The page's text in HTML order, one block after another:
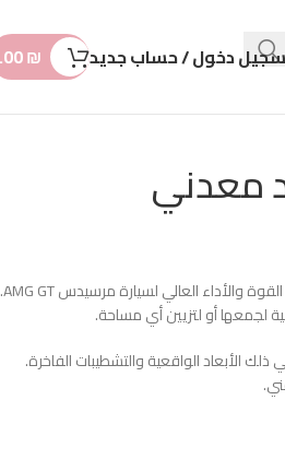
دخول / حساب جديد ₪
تتميز هذه السيارة المصغرة بتصميمها الأنيق والجذاب الذي يعكس روح القوة والأداء العالي لسيارة مرسيدس AMG GT.
لجمعها أو لتزيين أي مساحة.
الأبعاد الواقعية والتشطيبات الفاخرة.